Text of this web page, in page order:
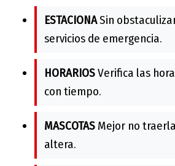
ESTACIONASin
servicios de emergencia.
HORARIOSVerifica las
con tiempo.
MASCOTAS Mejor no
altera.